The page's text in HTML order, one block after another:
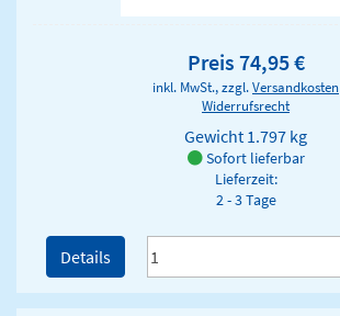
Preis 74,95 €
inkl. MwSt., zzgl.Versandkosten
Widerrufsrecht
Gewicht 1.797 kg
Sofort lieferbar
Lieferzeit:
2 - 3 Tage
Details